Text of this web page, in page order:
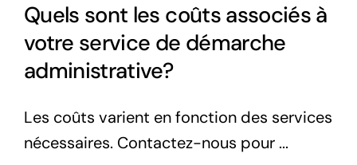
Français
Quels sont les coûts associés à
votre service de démarche
administrative?
Les coûts varient en fonction des services
nécessaires. Contactez-nous pour ...